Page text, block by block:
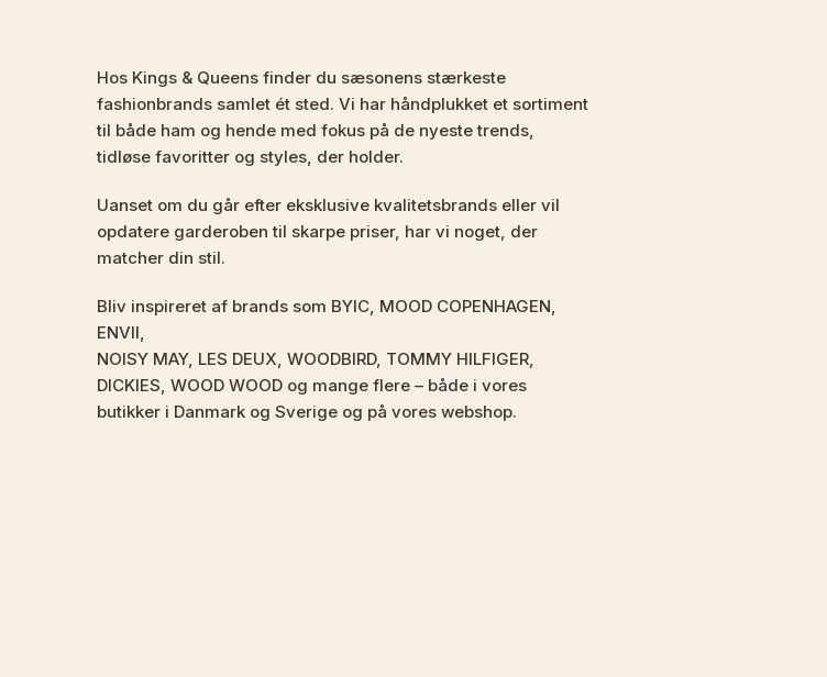
Hos Kings & Queens finder du sæsonens stærkeste
fashionbrands samlet ét sted. Vi har håndplukket et sortiment
til både ham og hende med fokus på de nyeste trends,
tidløse favoritter og styles, der holder.
Uanset om du går efter eksklusive kvalitetsbrands eller vil
opdatere garderoben til skarpe priser, har vi noget, der
matcher din stil.
Bliv inspireret af brands som BYIC, MOOD COPENHAGEN,
ENVII,
NOISY MAY, LES DEUX, WOODBIRD, TOMMY HILFIGER,
DICKIES, WOOD WOOD og mange flere – både i vores
butikker i Danmark og Sverige og på vores webshop.